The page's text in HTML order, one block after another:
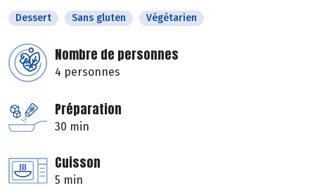
Dessert Sans gluten Végétarien
Nombre de personnes
4 personnes
Préparation
30 min
Cuisson
5 min